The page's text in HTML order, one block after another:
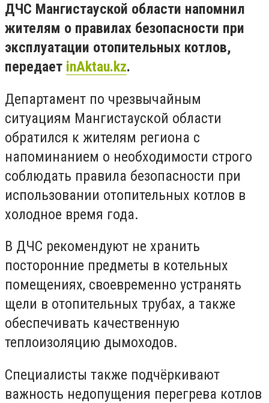
ДЧС Мангистауской области напомнил
жителям о правилах безопасности при
эксплуатации отопительных котлов,
передает inAktau.kz.
Департамент по чрезвычайным
ситуациям Мангистауской области
обратился к жителям региона с
напоминанием о необходимости строго
соблюдать правила безопасности при
использовании отопительных котлов в
холодное время года.
В ДЧС рекомендуют не хранить
посторонние предметы в котельных
помещениях, своевременно устранять
щели в отопительных трубах, а также
обеспечивать качественную
теплоизоляцию дымоходов.
Специалисты также подчёркивают
важность недопущения перегрева котлов